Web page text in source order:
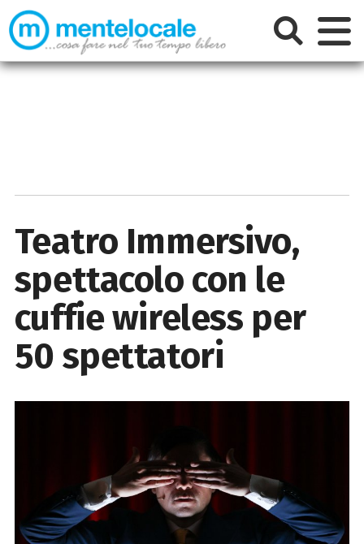
Teatro Immersivo,
spettacolo con le
cuffie wireless per
50 spettatori